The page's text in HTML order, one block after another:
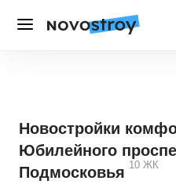
Новостройки
Юбилейного
Подмосковья 10 ЖК